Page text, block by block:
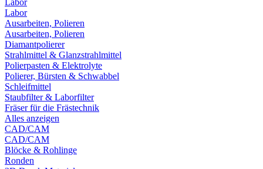
Labor
Labor
Ausarbeiten, Polieren
Ausarbeiten, Polieren
Diamantpolierer
Strahlmittel & Glanzstrahlmittel
Polierpasten & Elektrolyte
Polierer, Bürsten & Schwabbel
Schleifmittel
Staubfilter & Laborfilter
Fräser für die Frästechnik
Alles anzeigen
CAD/CAM
CAD/CAM
Blöcke & Rohlinge
Ronden